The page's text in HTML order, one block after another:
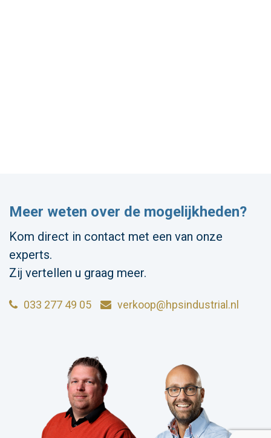
Meer weten over de mogelijkheden?
Kom direct in contact met een van onze
experts.
Zij vertellen u graag meer.
033 277 49 05 verkoop@hpsindustrial.nl